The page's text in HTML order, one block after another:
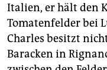
Italien, er hält den
Tomatenfelder bei
Charles besitzt
Baracken in